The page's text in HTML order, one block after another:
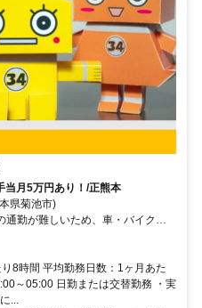
月5万円あり！/正熊本
県菊池市)
通勤が難しいため、車・バイクで
8時間 平均勤務日数：1ヶ月あた
～05:00 日勤または交替勤務 ・実
...